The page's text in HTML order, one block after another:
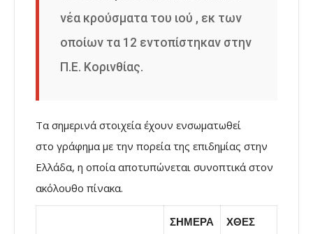
νέα κρούσματα του ιού , εκ των
οποίων τα 12 εντοπίστηκαν στην
Π.Ε. Κορινθίας.
Τα σημερινά στοιχεία έχουν ενσωματωθεί
στο γράφημα με την πορεία της επιδημίας στην
Ελλάδα, η οποία αποτυπώνεται συνοπτικά στον
ακόλουθο πίνακα.
ΣΗΜΕΡΑ ΧΘΕΣ